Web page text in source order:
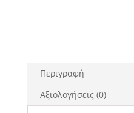
Περιγραφή
Αξιολογήσεις (0)